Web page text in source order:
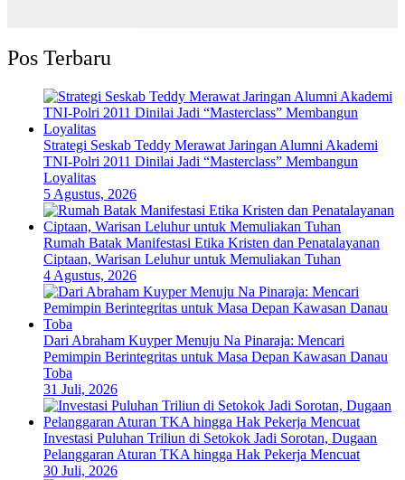
Pos Terbaru
Strategi Seskab Teddy Merawat Jaringan Alumni Akademi
TNI-Polri 2011 Dinilai Jadi “Masterclass” Membangun
Loyalitas
5 Agustus, 2026
Rumah Batak Manifestasi Etika Kristen dan Penatalayanan
Ciptaan, Warisan Leluhur untuk Memuliakan Tuhan
4 Agustus, 2026
Dari Abraham Kuyper Menuju Na Pinaraja: Mencari
Pemimpin Berintegritas untuk Masa Depan Kawasan Danau
Toba
31 Juli, 2026
Investasi Puluhan Triliun di Setokok Jadi Sorotan, Dugaan
Pelanggaran Aturan TKA hingga Hak Pekerja Mencuat
30 Juli, 2026